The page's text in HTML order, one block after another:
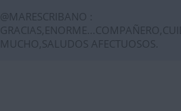
@MARESCRIBANO :
MUCHO,SALUDOS AFECTUOSOS.